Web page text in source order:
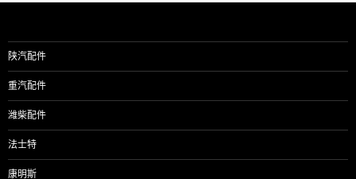
陕汽配件
重汽配件
潍柴配件
法士特
康明斯